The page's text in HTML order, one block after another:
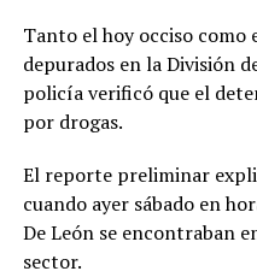
Tanto el hoy occiso
depurados en la División
policía verificó que el
por drogas.
El reporte preliminar
cuando ayer sábado en
De León se encontraban
sector.